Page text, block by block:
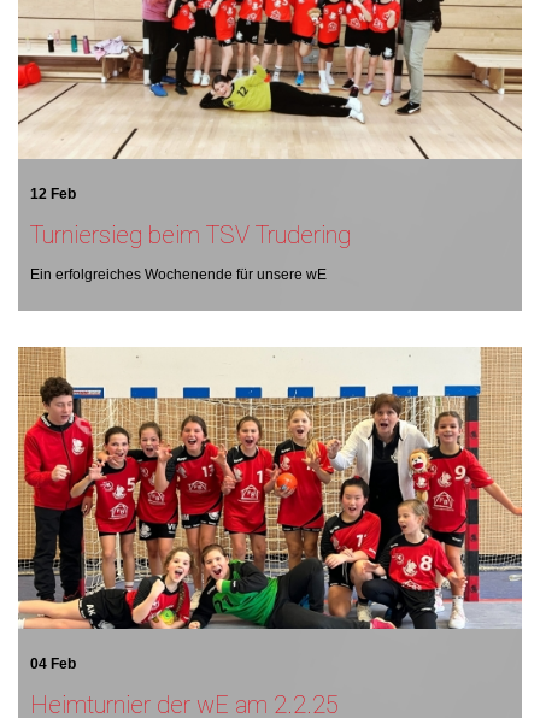
12 Feb
Turniersieg beim TSV Trudering
Ein erfolgreiches Wochenende für unsere wE
04 Feb
Heimturnier der wE am 2.2.25